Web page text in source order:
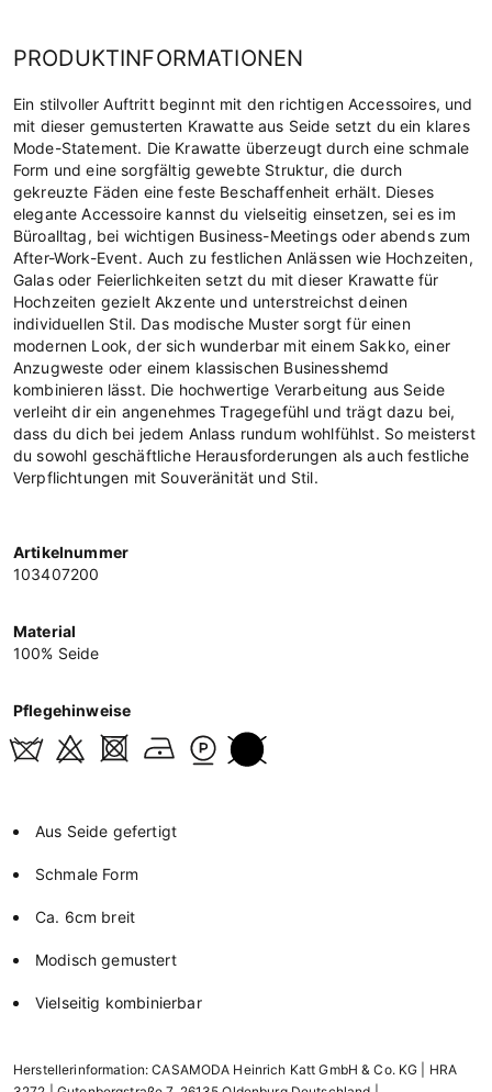
PRODUKTINFORMATIONEN
Ein stilvoller Auftritt beginnt mit den richtigen Accessoires, und
mit dieser gemusterten Krawatte aus Seide setzt du ein klares
Mode-Statement. Die Krawatte überzeugt durch eine schmale
Form und eine sorgfältig gewebte Struktur, die durch
gekreuzte Fäden eine feste Beschaffenheit erhält. Dieses
elegante Accessoire kannst du vielseitig einsetzen, sei es im
Büroalltag, bei wichtigen Business-Meetings oder abends zum
After-Work-Event. Auch zu festlichen Anlässen wie Hochzeiten,
Galas oder Feierlichkeiten setzt du mit dieser Krawatte für
Hochzeiten gezielt Akzente und unterstreichst deinen
individuellen Stil. Das modische Muster sorgt für einen
modernen Look, der sich wunderbar mit einem Sakko, einer
Anzugweste oder einem klassischen Businesshemd
kombinieren lässt. Die hochwertige Verarbeitung aus Seide
verleiht dir ein angenehmes Tragegefühl und trägt dazu bei,
dass du dich bei jedem Anlass rundum wohlfühlst. So meisterst
du sowohl geschäftliche Herausforderungen als auch festliche
Verpflichtungen mit Souveränität und Stil.
Artikelnummer
103407200
Material
100% Seide
Pflegehinweise
Aus Seide gefertigt
Schmale Form
Ca. 6cm breit
Modisch gemustert
Vielseitig kombinierbar
Herstellerinformation: CASAMODA Heinrich Katt GmbH & Co. KG | HRA